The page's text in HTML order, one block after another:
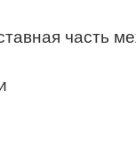
часть